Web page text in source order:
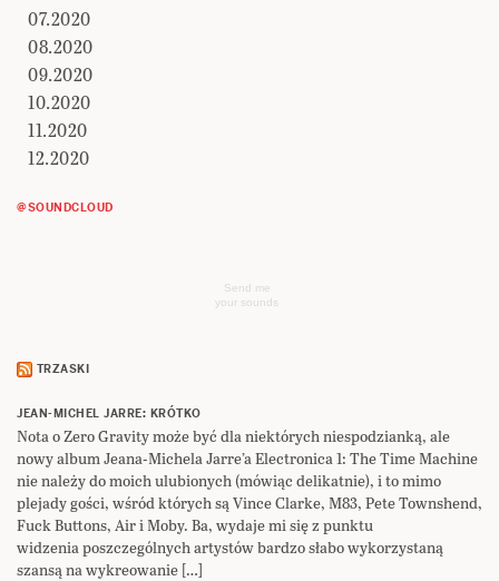
07.2020
08.2020
09.2020
10.2020
11.2020
12.2020
@SOUNDCLOUD
Send me
your sounds
TRZASKI
JEAN-MICHEL JARRE: KRÓTKO
Nota o Zero Gravity może być dla niektórych niespodzianką, ale
nowy album Jeana-Michela Jarre’a Electronica 1: The Time Machine
nie należy do moich ulubionych (mówiąc delikatnie), i to mimo
plejady gości, wśród których są Vince Clarke, M83, Pete Townshend,
Fuck Buttons, Air i Moby. Ba, wydaje mi się z punktu
widzenia poszczególnych artystów bardzo słabo wykorzystaną
szansą na wykreowanie […]